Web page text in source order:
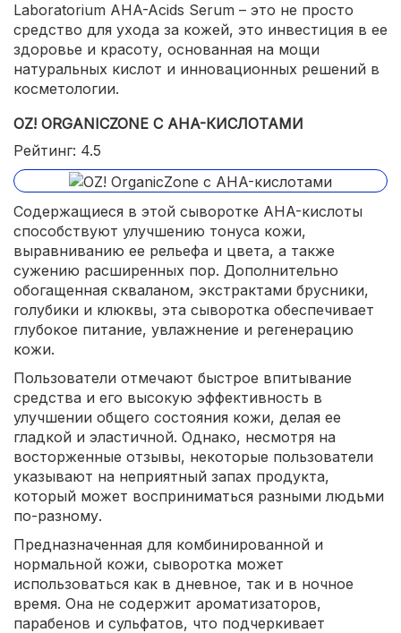
Laboratorium AHA-Acids Serum – это не просто
средство для ухода за кожей, это инвестиция в ее
здоровье и красоту, основанная на мощи
натуральных кислот и инновационных решений в
косметологии.
OZ! ORGANICZONE С AHA-КИСЛОТАМИ
Рейтинг: 4.5
Содержащиеся в этой сыворотке AHA-кислоты
способствуют улучшению тонуса кожи,
выравниванию ее рельефа и цвета, а также
сужению расширенных пор. Дополнительно
обогащенная скваланом, экстрактами брусники,
голубики и клюквы, эта сыворотка обеспечивает
глубокое питание, увлажнение и регенерацию
кожи.
Пользователи отмечают быстрое впитывание
средства и его высокую эффективность в
улучшении общего состояния кожи, делая ее
гладкой и эластичной. Однако, несмотря на
восторженные отзывы, некоторые пользователи
указывают на неприятный запах продукта,
который может восприниматься разными людьми
по-разному.
Предназначенная для комбинированной и
нормальной кожи, сыворотка может
использоваться как в дневное, так и в ночное
время. Она не содержит ароматизаторов,
парабенов и сульфатов, что подчеркивает